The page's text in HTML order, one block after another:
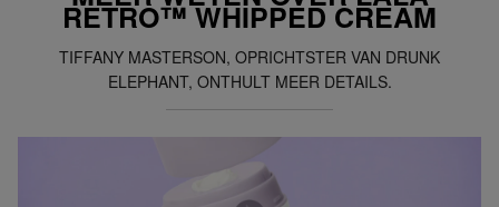
RETRO™ WHIPPED CREAM
TIFFANY MASTERSON, OPRICHTSTER VAN DRUNK
ELEPHANT, ONTHULT MEER DETAILS.